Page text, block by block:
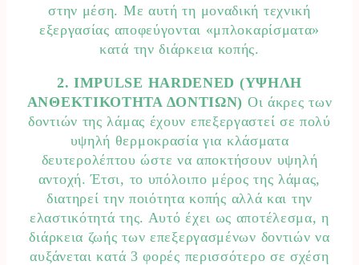
στην μέση. Με αυτή τη μοναδική τεχνική
εξεργασίας αποφεύγονται «μπλοκαρίσματα»
κατά την διάρκεια κοπής.
2. IMPULSE HARDENED (ΥΨΗΛΗ
ΑΝΘΕΚΤΙΚΟΤΗΤΑ ΔΟΝΤΙΩΝ) Οι άκρες των
δοντιών της λάμας έχουν επεξεργαστεί σε πολύ
υψηλή θερμοκρασία για κλάσματα
δευτερολέπτου ώστε να αποκτήσουν υψηλή
αντοχή. Έτσι, το υπόλοιπο μέρος της λάμας,
διατηρεί την ποιότητα κοπής αλλά και την
ελαστικότητά της. Αυτό έχει ως αποτέλεσμα, η
διάρκεια ζωής των επεξεργασμένων δοντιών να
αυξάνεται κατά 3 φορές περισσότερο σε σχέση